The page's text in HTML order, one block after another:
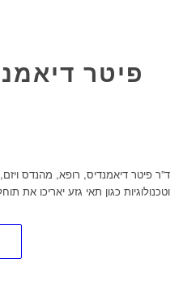
פיטר
ד”ר פיטר דיאמנדיס, רופא, מהנדס
וטכנולוגיות כגון תאי גזע יאריכו את